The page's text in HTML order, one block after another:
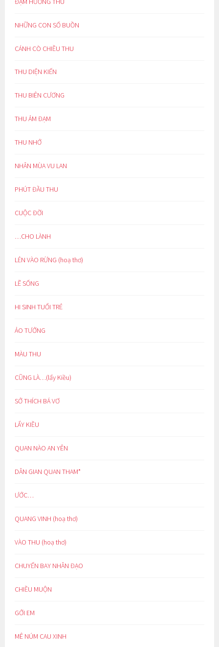
NHỮNG CON SỐ BUỒN
CÁNH CÒ CHIỀU THU
THU DIỆN KIẾN
THU BIÊN CƯƠNG
THU ẢM ĐẠM
THU NHỚ
NHÂN MÙA VU LAN
PHÚT ĐẦU THU
CUỘC ĐỜI
…CHO LÀNH
LẺN VÀO RỪNG (hoạ thơ)
LẼ SỐNG
HI SINH TUỔI TRẺ
ẢO TƯỞNG
MÀU THU
CŨNG LÀ…(lẩy Kiều)
SỞ THÍCH BÁ VƠ
LẨY KIỀU
QUAN NÀO AN YÊN
DÂN GIAN QUAN THAM*
ƯỚC…
QUANG VINH (hoạ thơ)
VÀO THU (hoạ thơ)
CHUYẾN BAY NHÂN ĐẠO
CHIỀU MUỘN
GỞI EM
MÊ NÚM CAU XINH